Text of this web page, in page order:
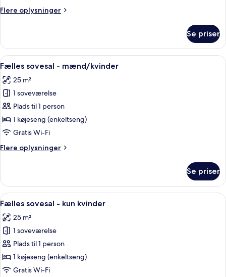
Flere oplysninger
Flere
fællessovesal
mænd/kvinder
Se priser
Indlæs
alle
billeder
af
Fælles
sovesal
-
Fælles sovesal - mænd/kvinder |
6
Fælles sovesal - mænd/kvinder
25 m²
1 soveværelse
Plads til 1 person
1 køjeseng (enkeltseng)
Gratis Wi-Fi
Flere oplysninger
Flere
sovesal
mænd/kvinder
Se priser
Indlæs
alle
billeder
af
Fælles
sovesal
-
4
Fælles sovesal - kun kvinder
25 m²
1 soveværelse
Plads til 1 person
1 køjeseng (enkeltseng)
Gratis Wi-Fi